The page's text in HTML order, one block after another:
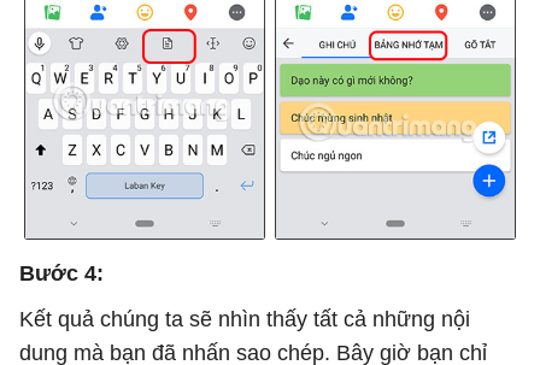
Bước 4:
Kết quả chúng ta sẽ nhìn thấy tất cả những nội
dung mà bạn đã nhấn sao chép. Bây giờ bạn chỉ